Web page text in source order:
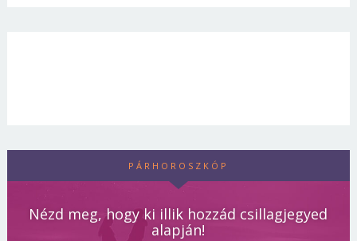
PÁRHOROSZKÓP
Nézd meg, hogy ki illik hozzád csillagjegyed
alapján!